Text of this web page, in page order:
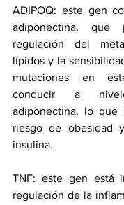
ADIPOQ: este gen
adiponectina,
regulación del
lípidos y la
mutaciones en
conducir a
adiponectina, lo que
riesgo de obesidad
insulina.
TNF: este gen está
regulación de la